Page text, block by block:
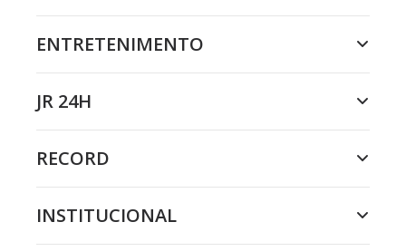
ENTRETENIMENTO
JR 24H
RECORD
INSTITUCIONAL